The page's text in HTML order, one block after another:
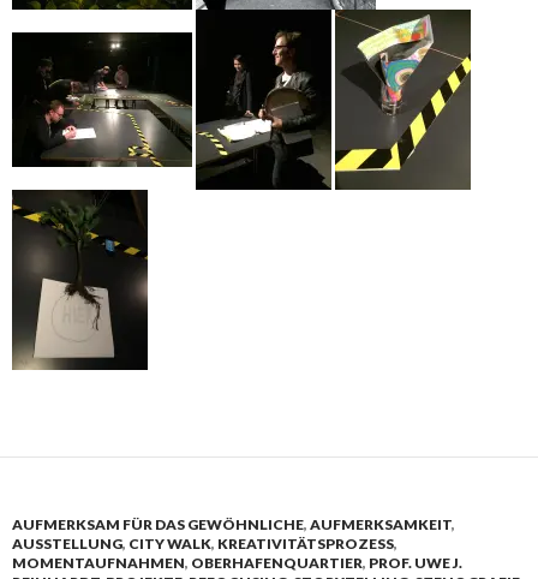
AUFMERKSAM FÜR DAS GEWÖHNLICHE, AUFMERKSAMKEIT,
AUSSTELLUNG, CITY WALK, KREATIVITÄTSPROZESS,
MOMENTAUFNAHMEN, OBERHAFENQUARTIER, PROF. UWE J.